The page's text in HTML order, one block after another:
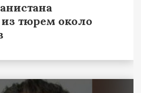
тюрем около